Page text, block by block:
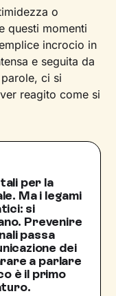
o
questi momenti
incrocio in
e seguita da
ci si
reagito come si
per la
Ma i legami
si
Prevenire
passa
dei
a parlare
è il primo